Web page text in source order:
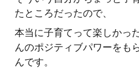
たところだったので、
本当に子育てって楽しかっ
んのポジティブパワーをも
んです。